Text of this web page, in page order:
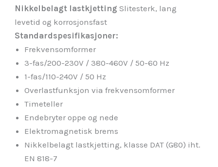
Nikkelbelagt lastkjetting Slitesterk, lang
levetid og korrosjonsfast
Standardspesifikasjoner:
Frekvensomformer
3-fas/200-230V / 380-460V / 50-60 Hz
1-fas/110-240V / 50 Hz
Overlastfunksjon via frekvensomformer
Timeteller
Endebryter oppe og nede
Elektromagnetisk brems
Nikkelbelagt lastkjetting, klasse DAT (G80) iht.
EN 818-7